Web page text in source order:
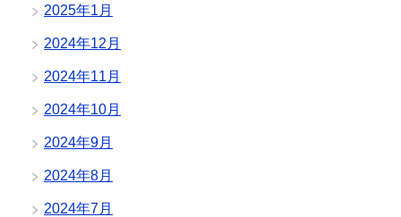
2025年1月
2024年12月
2024年11月
2024年10月
2024年9月
2024年8月
2024年7月